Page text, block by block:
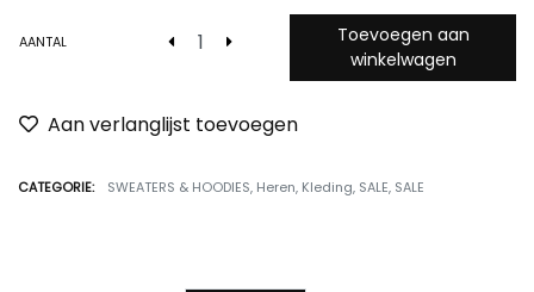
AANTAL
Toevoegen aan
winkelwagen
Aan verlanglijst toevoegen
CATEGORIE: SWEATERS & HOODIES, Heren, Kleding, SALE, SALE